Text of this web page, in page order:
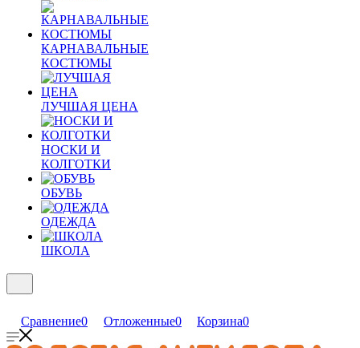
КАРНАВАЛЬНЫЕ
КОСТЮМЫ
ЛУЧШАЯ ЦЕНА
НОСКИ И
КОЛГОТКИ
ОБУВЬ
ОДЕЖДА
ШКОЛА
Сравнение0 Отложенные0 Корзина0